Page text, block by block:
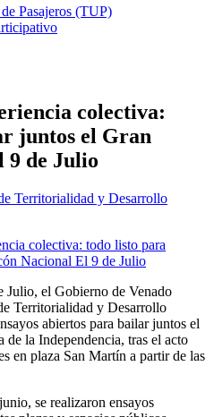
Pasajeros (TUP)
colectiva:
juntos el Gran
9 de Julio
Territorialidad y Desarrollo
Julio, el Gobierno de Venado
Territorialidad y Desarrollo
abiertos para bailar juntos el
la Independencia, tras el acto
en plaza San Martín a partir de las
se realizaron ensayos